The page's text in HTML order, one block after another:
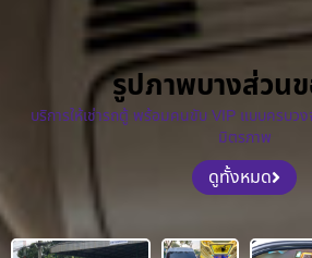
รูปภาพบางส่วนข
บริการให้เช่ารถตู้ พร้อมคนขับ VIP แบบครบว
มิตรภาพ
ดูทั้งหมด